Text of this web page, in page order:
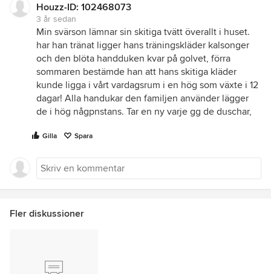
Houzz-ID: 102468073
3 år sedan
Min svärson lämnar sin skitiga tvätt överallt i huset.
har han tränat ligger hans träningskläder kalsonger
och den blöta handduken kvar på golvet, förra
sommaren bestämde han att hans skitiga kläder
kunde ligga i vårt vardagsrum i en hög som växte i 12
dagar! Alla handukar den familjen använder lägger
de i hög någpnstans. Tar en ny varje gg de duschar,
Gilla Spara
Fler diskussioner